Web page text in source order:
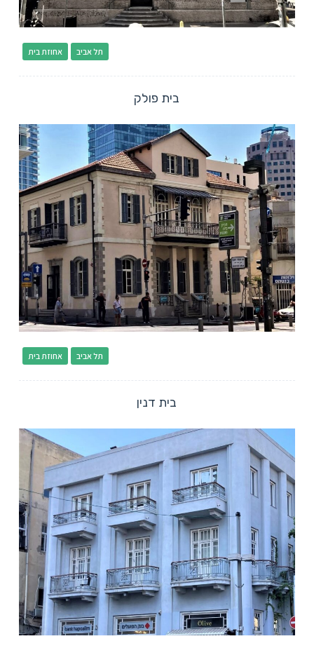
אחוזת בית תל אביב
בית פולק
אחוזת בית תל אביב
בית דנין